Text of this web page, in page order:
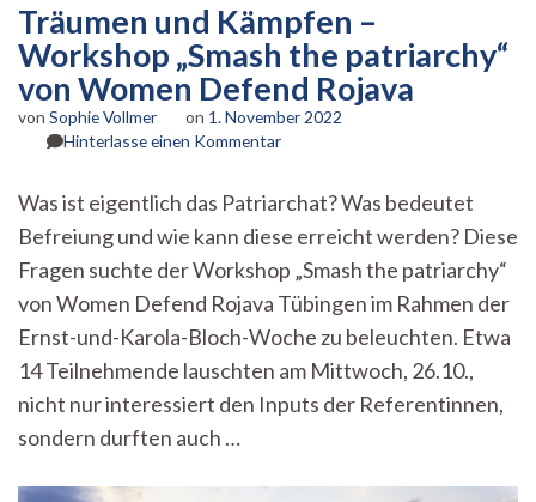
Träumen und Kämpfen –
Workshop „Smash the patriarchy“
von Women Defend Rojava
von Sophie Vollmer on 1. November 2022
Hinterlasse einen Kommentarzu
Kämpfen
–
Workshop
„Smash
the
patriarchy“
Women
Defend
Was ist eigentlich das Patriarchat? Was bedeutet
Befreiung und wie kann diese erreicht werden? Diese
Fragen suchte der Workshop „Smash the patriarchy“
von Women Defend Rojava Tübingen im Rahmen der
Ernst-und-Karola-Bloch-Woche zu beleuchten. Etwa
14 Teilnehmende lauschten am Mittwoch, 26.10.,
nicht nur interessiert den Inputs der Referentinnen,
sondern durften auch …